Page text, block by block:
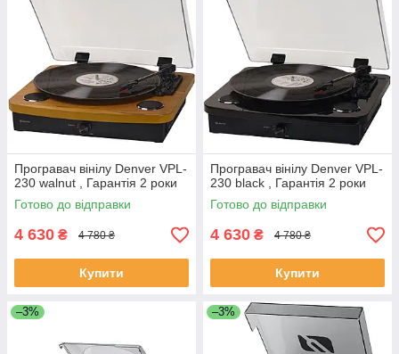
Програвач вінілу Denver VPL-
230 walnut , Гарантія 2 роки
Готово до відправки
4 630 ₴ 4 780 ₴
Купити
Програвач вінілу Denver VPL-
230 black , Гарантія 2 роки
Готово до відправки
4 630 ₴ 4 780 ₴
Купити
–3% –3%